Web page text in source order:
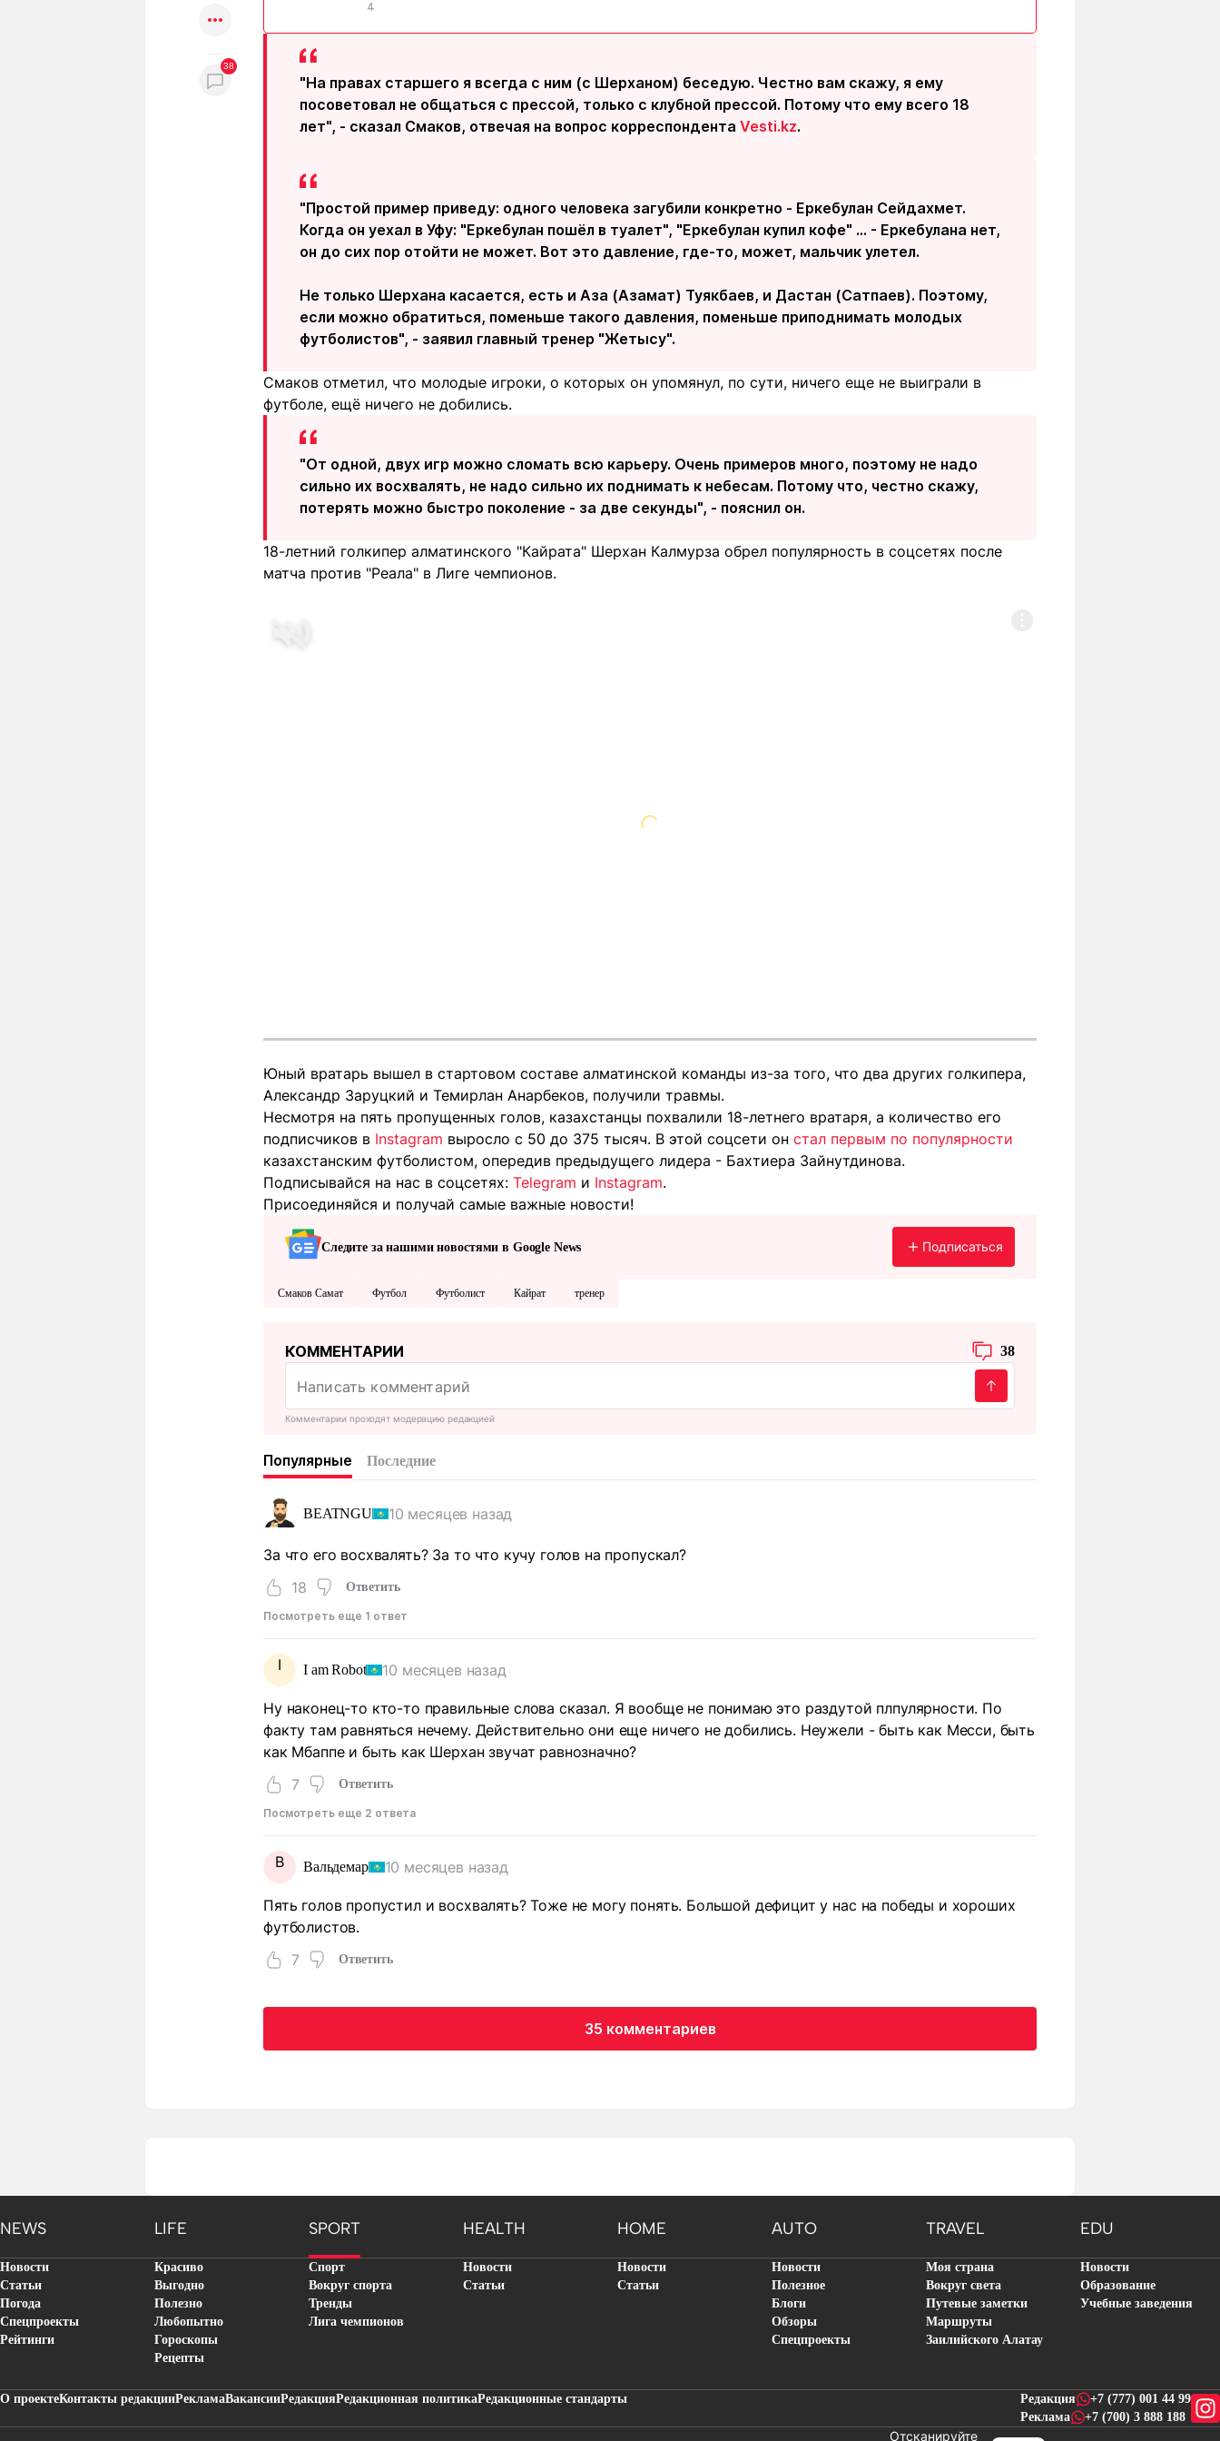
38
4
"На правах старшего я всегда с ним (с Шерханом) беседую. Честно вам скажу, я ему
посоветовал не общаться с прессой, только с клубной прессой. Потому что ему всего 18
лет", - сказал Смаков, отвечая на вопрос корреспондента Vesti.kz.
"Простой пример приведу: одного человека загубили конкретно - Еркебулан Сейдахмет.
Когда он уехал в Уфу: "Еркебулан пошёл в туалет", "Еркебулан купил кофе" ... - Еркебулана нет,
он до сих пор отойти не может. Вот это давление, где-то, может, мальчик улетел.
Не только Шерхана касается, есть и Аза (Азамат) Туякбаев, и Дастан (Сатпаев). Поэтому,
если можно обратиться, поменьше такого давления, поменьше приподнимать молодых
футболистов", - заявил главный тренер "Жетысу".
Смаков отметил, что молодые игроки, о которых он упомянул, по сути, ничего еще не выиграли в
футболе, ещё ничего не добились.
"От одной, двух игр можно сломать всю карьеру. Очень примеров много, поэтому не надо
сильно их восхвалять, не надо сильно их поднимать к небесам. Потому что, честно скажу,
потерять можно быстро поколение - за две секунды", - пояснил он.
18-летний голкипер алматинского "Кайрата" Шерхан Калмурза обрел популярность в соцсетях после
матча против "Реала" в Лиге чемпионов.
Юный вратарь вышел в стартовом составе алматинской команды из-за того, что два других голкипера,
Александр Заруцкий и Темирлан Анарбеков, получили травмы.
Несмотря на пять пропущенных голов, казахстанцы похвалили 18-летнего вратаря, а количество его
подписчиков в Instagram выросло с 50 до 375 тысяч. В этой соцсети он стал первым по популярности
казахстанским футболистом, опередив предыдущего лидера - Бахтиера Зайнутдинова.
Подписывайся на нас в соцсетях: Telegram и Instagram.
Присоединяйся и получай самые важные новости!
Следите за нашими новостями в Google News Подписаться
Смаков Самат Футбол Футболист Кайрат тренер
КОММЕНТАРИИ 38
Комментарии проходят модерацию редакцией
Популярные Последние
BEATNGU 10 месяцев назад
За что его восхвалять? За то что кучу голов на пропускал?
18
Ответить
Посмотреть еще 1 ответ
I I am Robot 10 месяцев назад
Ну наконец-то кто-то правильные слова сказал. Я вообще не понимаю это раздутой плпулярности. По
факту там равняться нечему. Действительно они еще ничего не добились. Неужели - быть как Месси, быть
как Мбаппе и быть как Шерхан звучат равнозначно?
7
Ответить
Посмотреть еще 2 ответа
В Вальдемар 10 месяцев назад
Пять голов пропустил и восхвалять? Тоже не могу понять. Большой дефицит у нас на победы и хороших
футболистов.
7
Ответить
35 комментариев
NEWS LIFE SPORT HEALTH HOME AUTO TRAVEL EDU
Новости
Статьи
Погода
Спецпроекты
Рейтинги
Красиво
Выгодно
Полезно
Любопытно
Гороскопы
Рецепты
Спорт
Вокруг спорта
Тренды
Лига чемпионов
Новости
Статьи
Новости
Статьи
Новости
Полезное
Блоги
Обзоры
Спецпроекты
Моя страна
Вокруг света
Путевые заметки
Маршруты
Заилийского Алатау
Новости
Образование
Учебные заведения
О проектеКонтакты редакцииРекламаВакансииРедакцияРедакционная политикаРедакционные стандарты Редакция
+7 (777) 001 44 99
Реклама
+7 (700) 3 888 188
Отсканируйте